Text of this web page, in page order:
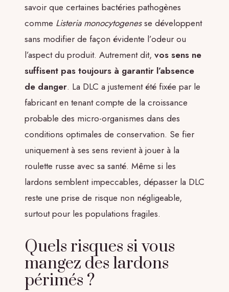
savoir que certaines bactéries pathogènes
comme Listeria monocytogenesse développent
sans modifier de façon évidente l’odeur ou
l’aspect du produit. Autrement dit, vos sens ne
suffisent pas toujours à garantir l’absence
de danger. La DLC a justement été fixée par le
fabricant en tenant compte de la croissance
probable des micro-organismes dans des
conditions optimales de conservation. Se fier
uniquement à ses sens revient à jouer à la
roulette russe avec sa santé. Même si les
lardons semblent impeccables, dépasser la DLC
reste une prise de risque non négligeable,
surtout pour les populations fragiles.
Quels risques si vous
mangez des lardons
périmés ?